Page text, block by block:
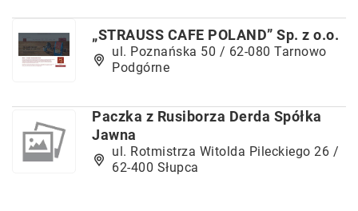
„STRAUSS CAFE POLAND” Sp. z o.o.
ul. Poznańska 50 / 62-080 Tarnowo
Podgórne
Paczka z Rusiborza Derda Spółka
Jawna
ul. Rotmistrza Witolda Pileckiego 26 /
62-400 Słupca